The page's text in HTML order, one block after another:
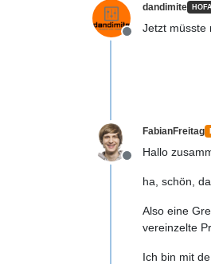
Offline
dandimite
Jetzt müsste
Offline
FabianFreitag
Hallo
ha, schön,
Also eine
vereinzelte
Ich bin mit